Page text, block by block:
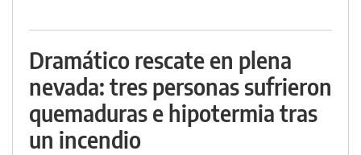
Dramático rescate en plena
nevada: tres personas sufrieron
quemaduras e hipotermia tras
un incendio